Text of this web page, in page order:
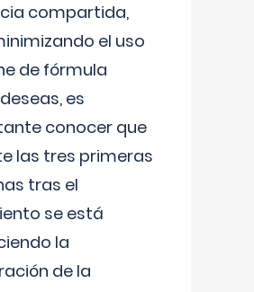
compartida,
el uso
de fórmula
es
conocer que
las tres primeras
tras el
se está
la
de la